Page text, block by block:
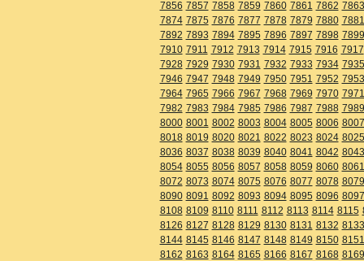
7856 7857 7858 7859 7860 7861 7862 7863
7874 7875 7876 7877 7878 7879 7880 7881
7892 7893 7894 7895 7896 7897 7898 7899
7910 7911 7912 7913 7914 7915 7916 7917
7928 7929 7930 7931 7932 7933 7934 7935
7946 7947 7948 7949 7950 7951 7952 7953
7964 7965 7966 7967 7968 7969 7970 7971
7982 7983 7984 7985 7986 7987 7988 7989
8000 8001 8002 8003 8004 8005 8006 8007
8018 8019 8020 8021 8022 8023 8024 8025
8036 8037 8038 8039 8040 8041 8042 8043
8054 8055 8056 8057 8058 8059 8060 8061
8072 8073 8074 8075 8076 8077 8078 8079
8090 8091 8092 8093 8094 8095 8096 8097
8108 8109 8110 8111 8112 8113 8114 8115
8126 8127 8128 8129 8130 8131 8132 8133
8144 8145 8146 8147 8148 8149 8150 8151
8162 8163 8164 8165 8166 8167 8168 8169